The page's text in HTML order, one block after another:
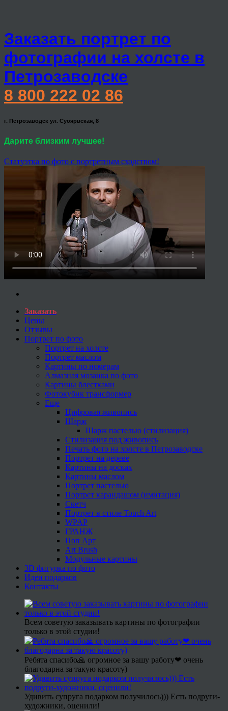
Заказать портрет по
фотографии на холсте в
Петрозаводске
8 800 222 02 86
г. Петрозаводск ул. Суоярвская, 8
Дарите близким лучшее!
Статуэтка по фото с портретным сходством!
Заказать
Цены
Отзывы
Портрет по фото
Портрет на холсте
Портрет маслом
Картины по номерам
Алмазная мозаика по фото
Картины блестками
Фотокубик трансформер
Еще
Цифровая живопись
Шарж
Шарж пастелью (стилизация)
Стилизация под живопись
Печать фото на холсте в Петрозаводске
Портрет на дереве
Картины на досках
Картины маслом
Портрет пастелью
Портрет карандашом (имитация)
Скетч
Портрет в стиле Touch Art
WPAP
ГРАНЖ
Поп Арт
Art Brush
Модульные картины
3D фигурка по фото
Идеи подарков
Контакты
Всем советую заказывать картины по фотографии
только в этой студии!
Ребята спасибо🙏 огромное за вашу работу❤ очень
благодарна за такую красоту)
Удивить супруга подарком получилось))) Есть подруги-
художники, оценили!